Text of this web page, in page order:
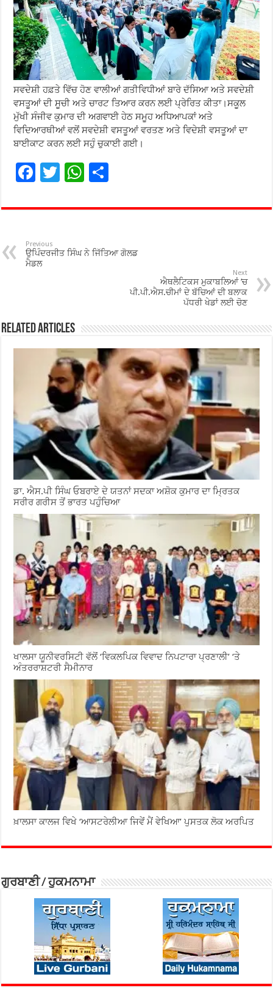
ਸਵਦੇਸ਼ੀ ਹਫ਼ਤੇ ਵਿੱਚ ਹੋਣ ਵਾਲੀਆਂ ਗਤੀਵਿਧੀਆਂ ਬਾਰੇ ਦੱਸਿਆ ਅਤੇ ਸਵਦੇਸ਼ੀ
ਵਸਤੂਆਂ ਦੀ ਸੂਚੀ ਅਤੇ ਚਾਰਟ ਤਿਆਰ ਕਰਨ ਲਈ ਪ੍ਰੇਰਿਤ ਕੀਤਾ।ਸਕੂਲ
ਮੁੱਖੀ ਸੰਜੀਵ ਕੁਮਾਰ ਦੀ ਅਗਵਾਈ ਹੇਠ ਸਮੂਹ ਅਧਿਆਪਕਾਂ ਅਤੇ
ਵਿਦਿਆਰਥੀਆਂ ਵਲੋਂ ਸਵਦੇਸ਼ੀ ਵਸਤੂਆਂ ਵਰਤਣ ਅਤੇ ਵਿਦੇਸ਼ੀ ਵਸਤੂਆਂ ਦਾ
ਬਾਈਕਾਟ ਕਰਨ ਲਈ ਸਹੁੰ ਚੁਕਾਈ ਗਈ।
F
e
o
o
T
tt
W
at
p
ar
Previous
ਉਪਿੰਦਰਜੀਤ ਸਿੰਘ ਨੇ ਜਿੱਤਿਆ ਗੋਲਡ
ਮੈਡਲ
Next
ਐਥਲੈਟਿਕਸ ਮੁਕਾਬਲਿਆਂ ‘ਚ
ਪੀ.ਪੀ.ਐਸ.ਚੀਮਾਂ ਦੇ ਬੱਚਿਆਂ ਦੀ ਬਲਾਕ
ਪੱਧਰੀ ਖੇਡਾਂ ਲਈ ਚੋਣ
Related Articles
ਡਾ. ਐਸ.ਪੀ ਸਿੰਘ ਓਬਰਾਏ ਦੇ ਯਤਨਾਂ ਸਦਕਾ ਅਸ਼ੋਕ ਕੁਮਾਰ ਦਾ ਮ੍ਰਿਤਕ
ਸਰੀਰ ਗਰੀਸ ਤੋਂ ਭਾਰਤ ਪਹੁੰਚਿਆ
ਖਾਲਸਾ ਯੂਨੀਵਰਸਿਟੀ ਵੱਲੋਂ ‘ਵਿਕਲਪਿਕ ਵਿਵਾਦ ਨਿਪਟਾਰਾ ਪ੍ਰਣਾਲੀ’ ‘ਤੇ
ਅੰਤਰਰਾਸ਼ਟਰੀ ਸੈਮੀਨਾਰ
ਖ਼ਾਲਸਾ ਕਾਲਜ ਵਿਖੇ ‘ਆਸਟਰੇਲੀਆ ਜਿਵੇਂ ਮੈਂ ਵੇਖਿਆ’ ਪੁਸਤਕ ਲੋਕ ਅਰਪਿਤ
ਗੁਰਬਾਣੀ / ਹੁਕਮਨਾਮਾ